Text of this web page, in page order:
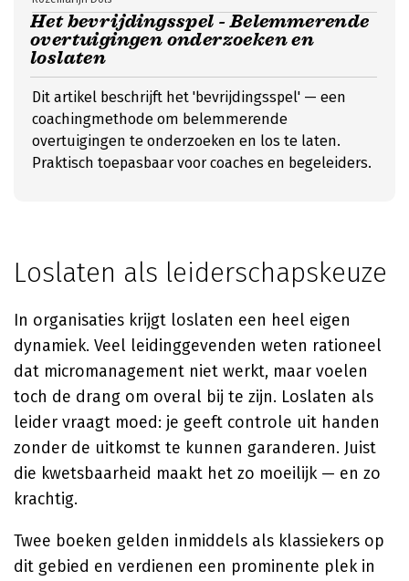
Het bevrijdingsspel - Belemmerende
overtuigingen onderzoeken en
loslaten
Dit artikel beschrijft het 'bevrijdingsspel' — een
coachingmethode om belemmerende
overtuigingen te onderzoeken en los te laten.
Praktisch toepasbaar voor coaches en begeleiders.
Loslaten als leiderschapskeuze
In organisaties krijgt loslaten een heel eigen
dynamiek. Veel leidinggevenden weten rationeel
dat micromanagement niet werkt, maar voelen
toch de drang om overal bij te zijn. Loslaten als
leider vraagt moed: je geeft controle uit handen
zonder de uitkomst te kunnen garanderen. Juist
die kwetsbaarheid maakt het zo moeilijk — en zo
krachtig.
Twee boeken gelden inmiddels als klassiekers op
dit gebied en verdienen een prominente plek in